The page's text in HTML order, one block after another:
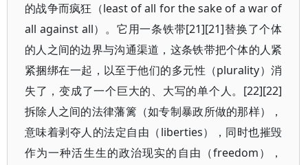
的战争而疯狂（least of all for the sake of a war of
all against all）。它用一条铁带[21][21]替换了个体
的人之间的边界与沟通渠道，这条铁带把个体的人紧
紧捆绑在一起，以至于他们的多元性（plurality）消
失了，变成了一个巨大的、大写的单个人。[22][22]
拆除人之间的法律藩篱（如专制暴政所做的那样），
意味着剥夺人的法定自由（liberties），同时也摧毁
作为一种活生生的政治现实的自由（freedom），